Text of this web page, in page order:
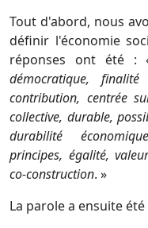
Tout d'abord, nous
définir l'économie
réponses ont été
démocratique,
contribution, centrée
collective, durable,
durabilité
principes, égalité,
co-construction. »
La parole a ensuite